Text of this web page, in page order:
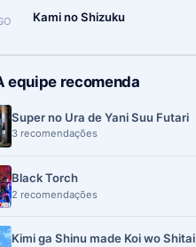
Kami no Shizuku
equipe recomenda
Super no Ura de Yani Suu Futari
3 recomendações
Black Torch
2 recomendações
Kimi ga Shinu made Koi wo Shitai